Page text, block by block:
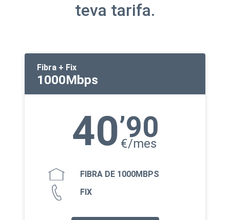
teva tarifa.
Fibra + Fix
1000Mbps
40’90
€/mes
FIBRA DE 1000MBPS
FIX